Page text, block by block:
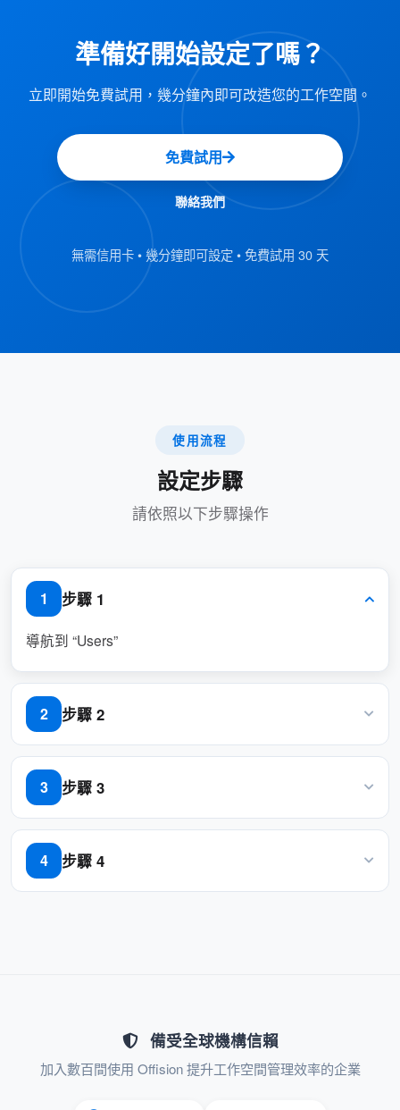
支持人員：
處理報告的問題。
服務人員：處理服務請求。
活動協調者：創建、編輯或刪除他們管理的
活動。
管理控制台角色：
全域管理員：訪問所有管理員功能。
預約 Mnager：有權處理所有使用者的預約
資源管理員：
服務經理：
支援管理員：通過使用者應用管理支援請求
設備管理員：設備/標牌管理許可權
存取控制管理員：控制不同區域/門鎖的訪問
許可權的許可權
置設定的許可權
使用者管理員：使用者和使用者組管理許可
可權
設置管理員：管理建築物、樓層、集成、
SMTP 和公司資訊的設置許可權
此功能可確保在 Offision 中安全、結構化和高效
的用戶訪問管理。
數據和作僅限於授權人員。
控制對管理功能的訪問，防止意外或惡
準備好開始設定了嗎？
立即開始免費試用，幾分鐘內即可改造您的工作空間。
免費試用
聯絡我們
無需信用卡 • 幾分鐘即可設定 • 免費試用 30 天
使用流程
設定步驟
請依照以下步驟操作
1 步驟 1
導航到 “Users”
2 步驟 2
點擊「邀請使用者」，輸入電子郵件位址
3 步驟 3
為使用者選擇適當的許可權
4 步驟 4
備受全球機構信賴
加入數百間使用 Offision 提升工作空間管理效率的企業